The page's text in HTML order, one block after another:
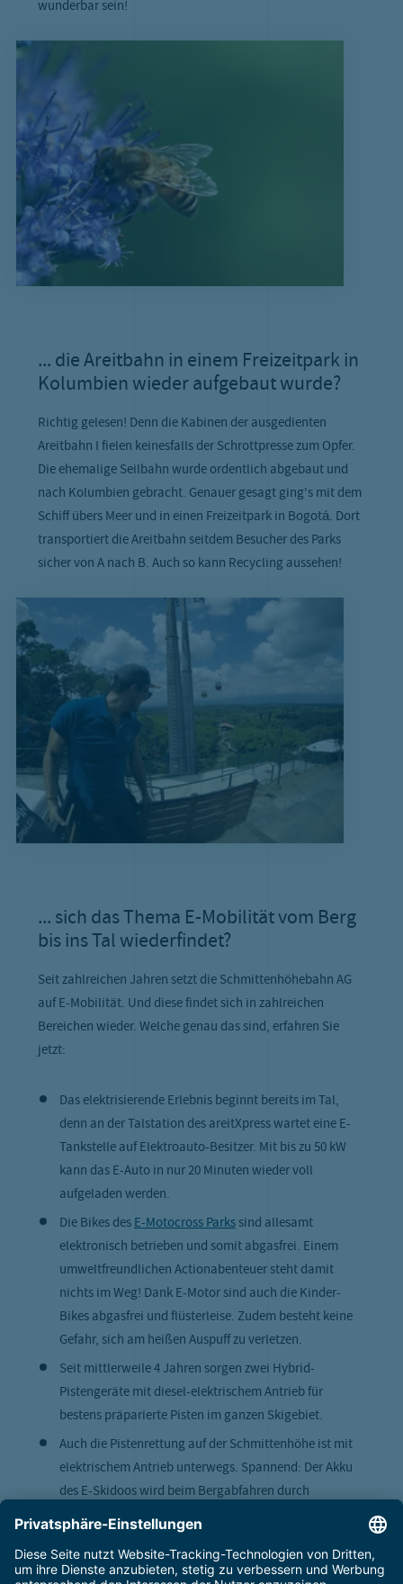
wunderbar sein!
... die Areitbahn in einem Freizeitpark in
Kolumbien wieder aufgebaut wurde?
Richtig gelesen! Denn die Kabinen der ausgedienten
Areitbahn I fielen keinesfalls der Schrottpresse zum Opfer.
Die ehemalige Seilbahn wurde ordentlich abgebaut und
nach Kolumbien gebracht. Genauer gesagt ging's mit dem
Schiff übers Meer und in einen Freizeitpark in Bogotá. Dort
transportiert die Areitbahn seitdem Besucher des Parks
sicher von A nach B. Auch so kann Recycling aussehen!
... sich das Thema E-Mobilität vom Berg
bis ins Tal wiederfindet?
Seit zahlreichen Jahren setzt die Schmittenhöhebahn AG
auf E-Mobilität. Und diese findet sich in zahlreichen
Bereichen wieder. Welche genau das sind, erfahren Sie
jetzt:
Das elektrisierende Erlebnis beginnt bereits im Tal,
denn an der Talstation des areitXpress wartet eine E-
Tankstelle auf Elektroauto-Besitzer. Mit bis zu 50 kW
kann das E-Auto in nur 20 Minuten wieder voll
aufgeladen werden.
Die Bikes desE-Motocross Parkssind allesamt
elektronisch betrieben und somit abgasfrei. Einem
umweltfreundlichen Actionabenteuer steht damit
nichts im Weg! Dank E-Motor sind auch die Kinder-
Bikes abgasfrei und flüsterleise. Zudem besteht keine
Gefahr, sich am heißen Auspuff zu verletzen.
Seit mittlerweile 4 Jahren sorgen zwei Hybrid-
Pistengeräte mit diesel-elektrischem Antrieb für
bestens präparierte Pisten im ganzen Skigebiet.
Auch die Pistenrettung auf der Schmittenhöhe ist mit
elektrischem Antrieb unterwegs. Spannend: Der Akku
des E-Skidoos wird beim Bergabfahren durch
Energierückgewinnung wieder aufgeladen. An die
Steckdose angeschlossen, ist das Gerät nach nur 5 bis 6
Stunden Ladezeit wieder voll einsatzbereit.